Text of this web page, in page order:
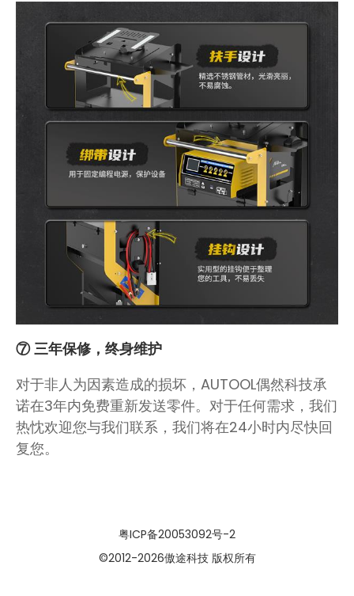
⑦ 三年保修，终身维护
对于非人为因素造成的损坏，AUTOOL偶然科技承
诺在3年内免费重新发送零件。对于任何需求，我们
热忱欢迎您与我们联系，我们将在24小时内尽快回
复您。
粤ICP备20053092号-2
©2012-2026傲途科技 版权所有